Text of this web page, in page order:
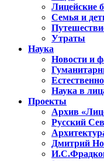
Лицейские
Семья и
Утраты
Наука
Новости и
Наука в
Проекты
Архив
Русский
Дмитрий